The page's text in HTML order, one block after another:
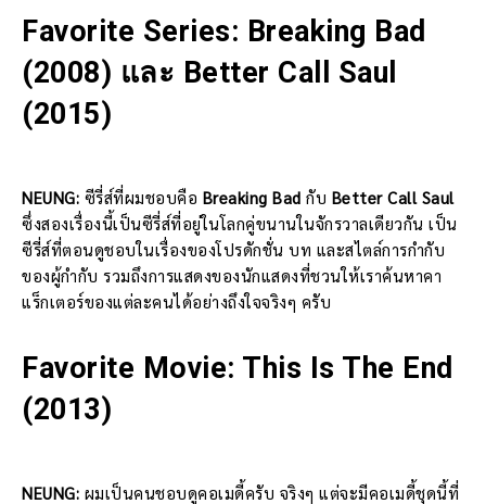
Favorite Series: Breaking Bad
(2008) และ Better Call Saul
(2015)
NEUNG: ซีรี่ส์ที่ผมชอบคือ Breaking Bad กับ Better Call Saul
ซึ่งสองเรื่องนี้เป็นซีรี่ส์ที่อยู่ในโลกคู่ขนานในจักรวาลเดียวกัน เป็น
ซีรี่ส์ที่ตอนดูชอบในเรื่องของโปรดักชั่น บท และสไตล์การกำกับ
ของผู้กำกับ รวมถึงการแสดงของนักแสดงที่ชวนให้เราค้นหาคา
แร็กเตอร์ของแต่ละคนได้อย่างถึงใจจริงๆ ครับ
Favorite Movie: This Is The End
(2013)
NEUNG: ผมเป็นคนชอบดูคอเมดี้ครับ จริงๆ แต่จะมีคอเมดี้ชุดนี้ที่